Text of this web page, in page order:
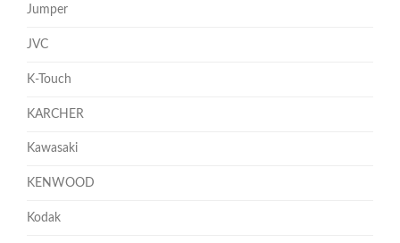
Jumper
JVC
K-Touch
KARCHER
Kawasaki
KENWOOD
Kodak